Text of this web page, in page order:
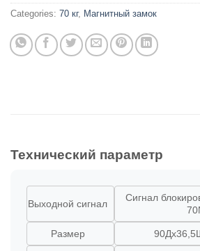
Categories: 70 кг, Магнитный замок
Технический параметр
Выходной сигнал
Сигнал
Размер